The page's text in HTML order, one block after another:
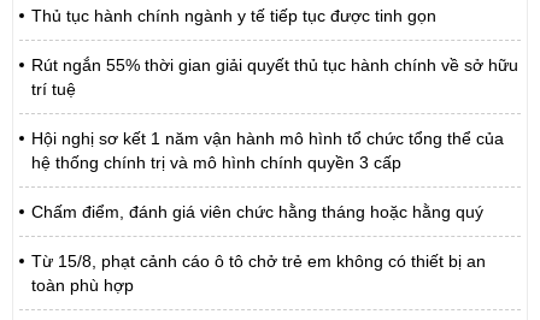
Thủ tục hành chính ngành y tế tiếp tục được tinh gọn
Rút ngắn 55% thời gian giải quyết thủ tục hành chính về sở hữu
trí tuệ
Hội nghị sơ kết 1 năm vận hành mô hình tổ chức tổng thể của
hệ thống chính trị và mô hình chính quyền 3 cấp
Chấm điểm, đánh giá viên chức hằng tháng hoặc hằng quý
Từ 15/8, phạt cảnh cáo ô tô chở trẻ em không có thiết bị an
toàn phù hợp